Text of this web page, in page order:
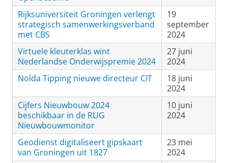
Rijksuniversiteit Groningen verlengt
strategisch samenwerkingsverband
met CBS
19
september
2024
Virtuele kleuterklas wint
Nederlandse Onderwijspremie 2024
27 juni
2024
Nolda Tipping nieuwe directeur CIT
18 juni
2024
Cijfers Nieuwbouw 2024
beschikbaar in de RUG
Nieuwbouwmonitor
10 juni
2024
Geodienst digitaliseert gipskaart
van Groningen uit 1827
23 mei
2024